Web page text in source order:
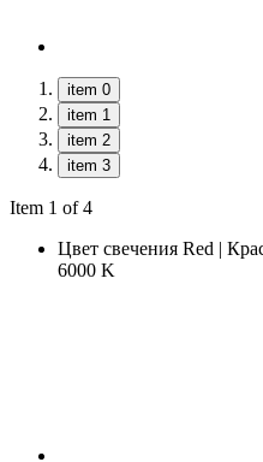
item 0
item 1
item 2
item 3
Item 1 of 4
Цвет свечения Red |
6000 K